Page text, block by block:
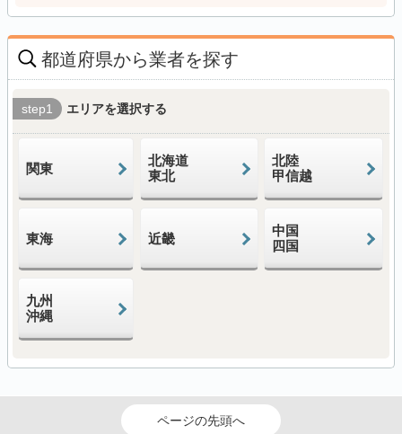
都道府県から業者を探す
step1 エリアを選択する
関東
北海道
東北
北陸
甲信越
東海 近畿
中国
四国
九州
沖縄
ページの先頭へ